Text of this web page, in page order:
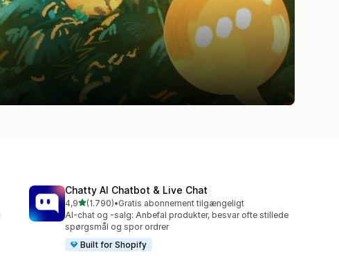
Chatty AI Chatbot & Live Chat
4,9ud af 5 stjerner
(1.790)
1790 anmeldelser i alt
•Gratis abonnement tilgængeligt
AI-chat og -salg: Anbefal produkter, besvar ofte stillede
spørgsmål og spor ordrer
Built for Shopify